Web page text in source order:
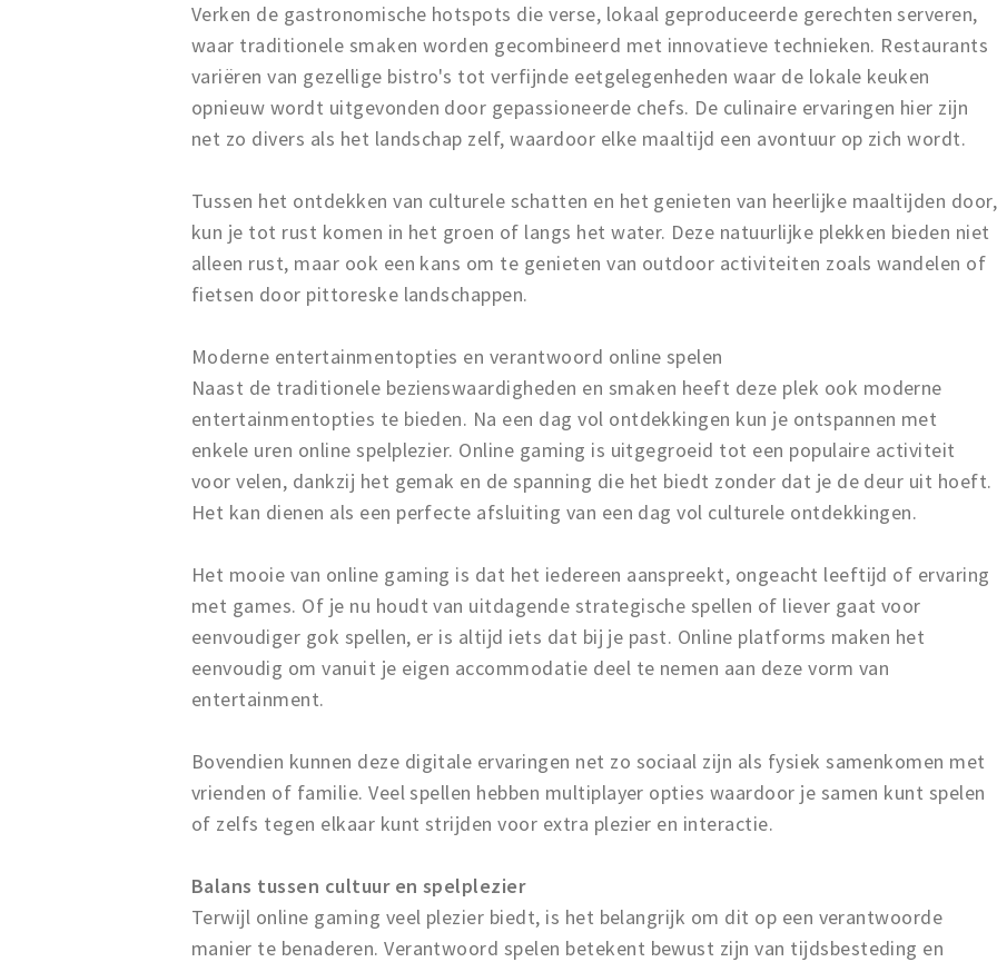
Verken de gastronomische hotspots die verse, lokaal geproduceerde gerechten serveren,
waar traditionele smaken worden gecombineerd met innovatieve technieken. Restaurants
variëren van gezellige bistro's tot verfijnde eetgelegenheden waar de lokale keuken
opnieuw wordt uitgevonden door gepassioneerde chefs. De culinaire ervaringen hier zijn
net zo divers als het landschap zelf, waardoor elke maaltijd een avontuur op zich wordt.
Tussen het ontdekken van culturele schatten en het genieten van heerlijke maaltijden door,
kun je tot rust komen in het groen of langs het water. Deze natuurlijke plekken bieden niet
alleen rust, maar ook een kans om te genieten van outdoor activiteiten zoals wandelen of
fietsen door pittoreske landschappen.
Moderne entertainmentopties en verantwoord online spelen
Naast de traditionele bezienswaardigheden en smaken heeft deze plek ook moderne
entertainmentopties te bieden. Na een dag vol ontdekkingen kun je ontspannen met
enkele uren online spelplezier. Online gaming is uitgegroeid tot een populaire activiteit
voor velen, dankzij het gemak en de spanning die het biedt zonder dat je de deur uit hoeft.
Het kan dienen als een perfecte afsluiting van een dag vol culturele ontdekkingen.
Het mooie van online gaming is dat het iedereen aanspreekt, ongeacht leeftijd of ervaring
met games. Of je nu houdt van uitdagende strategische spellen of liever gaat voor
eenvoudiger gok spellen, er is altijd iets dat bij je past. Online platforms maken het
eenvoudig om vanuit je eigen accommodatie deel te nemen aan deze vorm van
entertainment.
Bovendien kunnen deze digitale ervaringen net zo sociaal zijn als fysiek samenkomen met
vrienden of familie. Veel spellen hebben multiplayer opties waardoor je samen kunt spelen
of zelfs tegen elkaar kunt strijden voor extra plezier en interactie.
Balans tussen cultuur en spelplezier
Terwijl online gaming veel plezier biedt, is het belangrijk om dit op een verantwoorde
manier te benaderen. Verantwoord spelen betekent bewust zijn van tijdsbesteding en